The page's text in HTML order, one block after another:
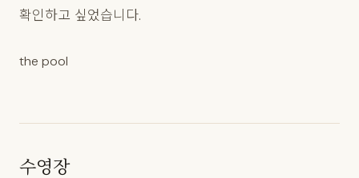
확인하고 싶었습니다.
the pool
수영장